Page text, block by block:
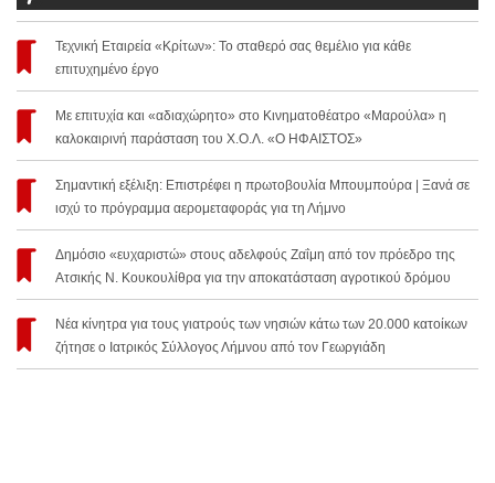
Τεχνική Εταιρεία «Κρίτων»: Το σταθερό σας θεμέλιο για κάθε
επιτυχημένο έργο
Με επιτυχία και «αδιαχώρητο» στο Κινηματοθέατρο «Μαρούλα» η
καλοκαιρινή παράσταση του Χ.Ο.Λ. «Ο ΗΦΑΙΣΤΟΣ»
Σημαντική εξέλιξη: Επιστρέφει η πρωτοβουλία Μπουμπούρα | Ξανά σε
ισχύ το πρόγραμμα αερομεταφοράς για τη Λήμνο
Δημόσιο «ευχαριστώ» στους αδελφούς Ζαΐμη από τον πρόεδρο της
Ατσικής Ν. Κουκουλίθρα για την αποκατάσταση αγροτικού δρόμου
Νέα κίνητρα για τους γιατρούς των νησιών κάτω των 20.000 κατοίκων
ζήτησε ο Ιατρικός Σύλλογος Λήμνου από τον Γεωργιάδη